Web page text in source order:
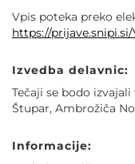
Vpis poteka preko
https://prijave.snipi.si/
Izvedba delavnic:
Tečaji se bodo
Štupar, Ambrožiča
Informacije: